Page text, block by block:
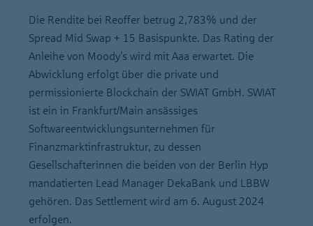
Die Rendite bei Reoffer betrug 2,783% und der
Spread Mid Swap + 15 Basispunkte. Das Rating der
Anleihe von Moody’s wird mit Aaa erwartet. Die
Abwicklung erfolgt über die private und
permissionierte Blockchain der SWIAT GmbH. SWIAT
ist ein in Frankfurt/Main ansässiges
Softwareentwicklungsunternehmen für
Finanzmarktinfrastruktur, zu dessen
Gesellschafterinnen die beiden von der Berlin Hyp
mandatierten Lead Manager DekaBank und LBBW
gehören. Das Settlement wird am 6. August 2024
erfolgen.